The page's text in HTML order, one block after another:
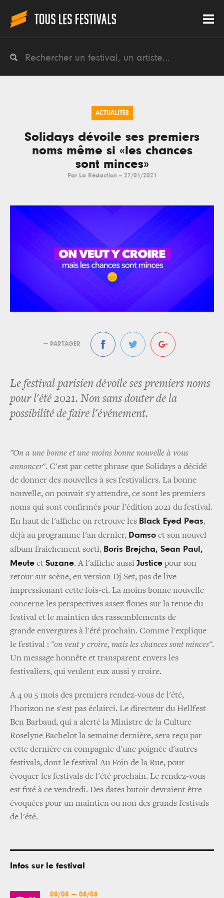
ACTUALITÉS
Solidays dévoile ses premiers
noms même si «les chances
sont minces»
Par La Rédaction -- 27/01/2021
— PARTAGER
Le festival parisien dévoile ses premiers noms
pour l'été 2021. Non sans douter de la
possibilité de faire l'événement.
"On a une bonne et une moins bonne nouvelle à vous
annoncer". C'est par cette phrase que Solidays a décidé
de donner des nouvelles à ses festivaliers. La bonne
nouvelle, on pouvait s'y attendre, ce sont les premiers
noms qui sont confirmés pour l'édition 2021 du festival.
En haut de l'affiche on retrouve les Black Eyed Peas,
déjà au programme l'an dernier, Damso et son nouvel
album fraichement sorti, Boris Brejcha, Sean Paul,
Meute et Suzane. A l'affiche aussi Justice pour son
retour sur scène, en version Dj Set, pas de live
impressionant cette fois-ci. La moins bonne nouvelle
concerne les perspectives assez floues sur la tenue du
festival et le maintien des rassemblements de
grande envergures à l'été prochain. Comme l'explique
le festival : "on veut y croire, mais les chances sont minces".
Un message honnête et transparent envers les
festivaliers, qui veulent eux aussi y croire.
A 4 ou 5 mois des premiers rendez-vous de l'été,
l'horizon ne s'est pas éclairci. Le directeur du Hellfest
Ben Barbaud, qui a alerté la Ministre de la Culture
Roselyne Bachelot la semaine dernière, sera reçu par
cette dernière en compagnie d'une poignée d'autres
festivals, dont le festival Au Foin de la Rue, pour
évoquer les festivals de l'été prochain. Le rendez-vous
est fixé à ce vendredi. Des dates butoir devraient être
évoquées pour un maintien ou non des grands festivals
de l'été.
Infos sur le festival
08/08 — 08/08